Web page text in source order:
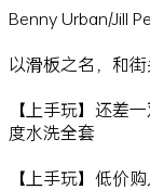
Benny Urban/Jill
以滑板之名，和
【上手玩】还差
度水洗全套
【上手玩】低价